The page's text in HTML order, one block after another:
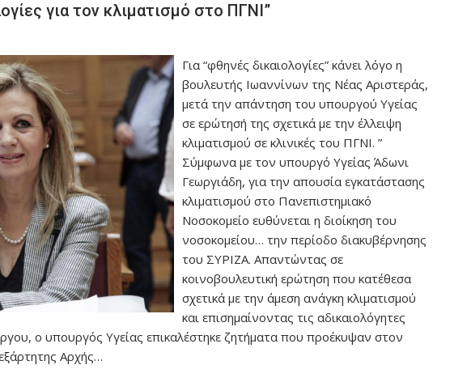
για τον κλιματισμό στο ΠΓΝΙ”
Για “φθηνές δικαιολογίες” κάνει λόγο η
βουλευτής Ιωαννίνων της Νέας Αριστεράς,
μετά την απάντηση του υπουργού Υγείας
σε ερώτησή της σχετικά με την έλλειψη
κλιματισμού σε κλινικές του ΠΓΝΙ. ”
Σύμφωνα με τον υπουργό Υγείας Άδωνι
Γεωργιάδη, για την απουσία εγκατάστασης
κλιματισμού στο Πανεπιστημιακό
Νοσοκομείο ευθύνεται η διοίκηση του
νοσοκομείου… την περίοδο διακυβέρνησης
του ΣΥΡΙΖΑ. Απαντώντας σε
κοινοβουλευτική ερώτηση που κατέθεσα
σχετικά με την άμεση ανάγκη κλιματισμού
και επισημαίνοντας τις αδικαιολόγητες
ο υπουργός Υγείας επικαλέστηκε ζητήματα που προέκυψαν στον
Αρχής…